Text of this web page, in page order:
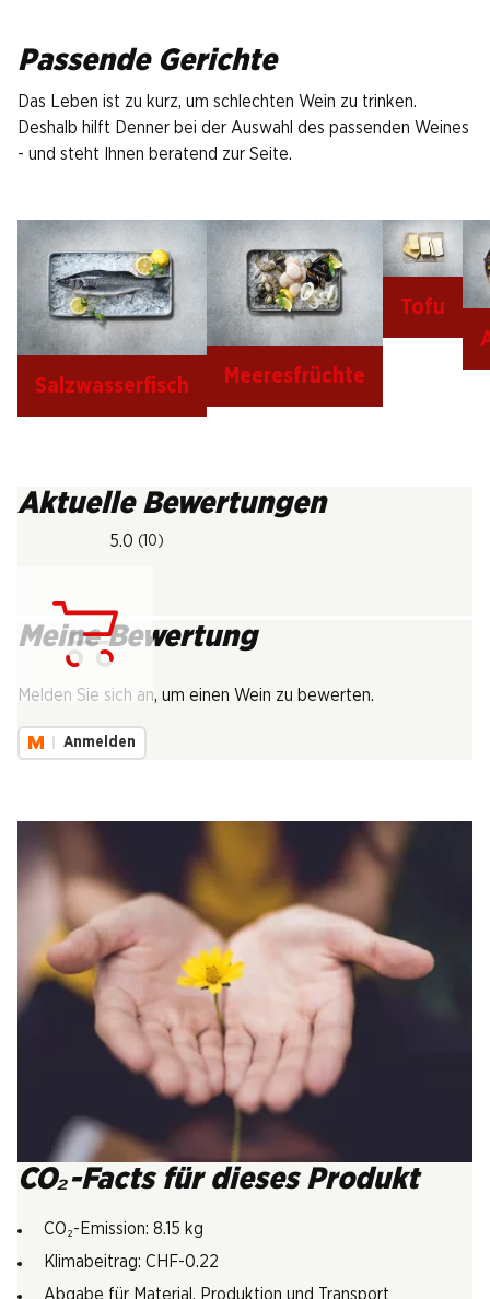
Passende Gerichte
Das Leben ist zu kurz, um schlechten Wein zu trinken.
Deshalb hilft Denner bei der Auswahl des passenden Weines
- und steht Ihnen beratend zur Seite.
Salzwasserfisch Meeresfrüchte
Tofu
Aktuelle Bewertungen
5.0 (10)
Meine Bewertung
Melden Sie sich an, um einen Wein zu bewerten.
Anmelden
CO₂-Facts für dieses Produkt
CO₂-Emission: 8.15 kg
Klimabeitrag: CHF-0.22
Abgabe für Material, Produktion und Transport